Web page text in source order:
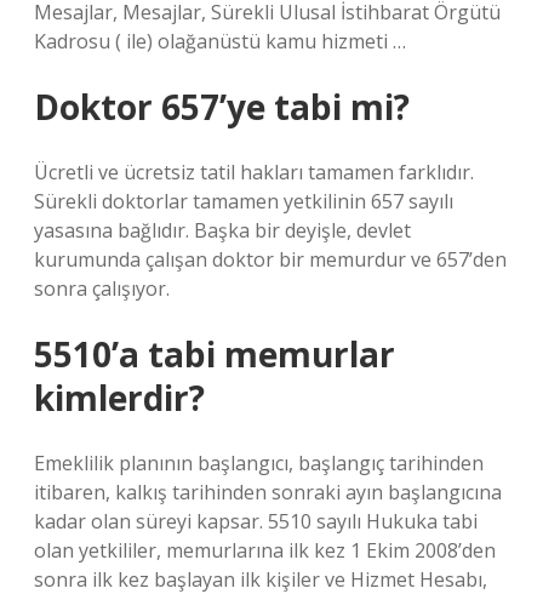
Mesajlar, Mesajlar, Sürekli Ulusal İstihbarat Örgütü
Kadrosu ( ile) olağanüstü kamu hizmeti …
Doktor 657’ye tabi mi?
Ücretli ve ücretsiz tatil hakları tamamen farklıdır.
Sürekli doktorlar tamamen yetkilinin 657 sayılı
yasasına bağlıdır. Başka bir deyişle, devlet
kurumunda çalışan doktor bir memurdur ve 657’den
sonra çalışıyor.
5510’a tabi memurlar
kimlerdir?
Emeklilik planının başlangıcı, başlangıç ​​tarihinden
itibaren, kalkış tarihinden sonraki ayın başlangıcına
kadar olan süreyi kapsar. 5510 sayılı Hukuka tabi
olan yetkililer, memurlarına ilk kez 1 Ekim 2008’den
sonra ilk kez başlayan ilk kişiler ve Hizmet Hesabı,